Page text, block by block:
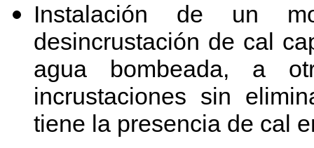
Instalación de un
desincrustación de cal
agua bombeada, a
incrustaciones sin
tiene la presencia de cal